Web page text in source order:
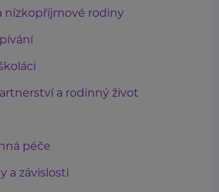
nízkopříjmové rodiny
a rodinný život
péče
a závislosti